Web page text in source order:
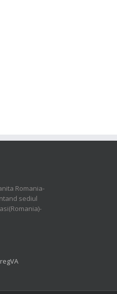
Romania-
sediul